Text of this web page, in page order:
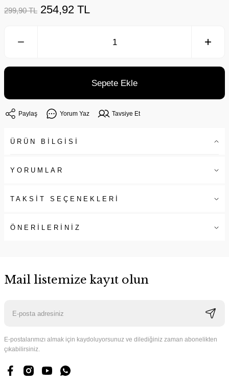
299,90 TL 254,92 TL
Sepete Ekle
Paylaş Yorum Yaz Tavsiye Et
ÜRÜN BİLGİSİ
YORUMLAR
TAKSİT SEÇENEKLERİ
ÖNERİLERİNİZ
Mail listemize kayıt olun
E-postalarımızı almak için kaydoluyorsunuz ve dilediğiniz zaman abonelikten
çıkabilirsiniz.